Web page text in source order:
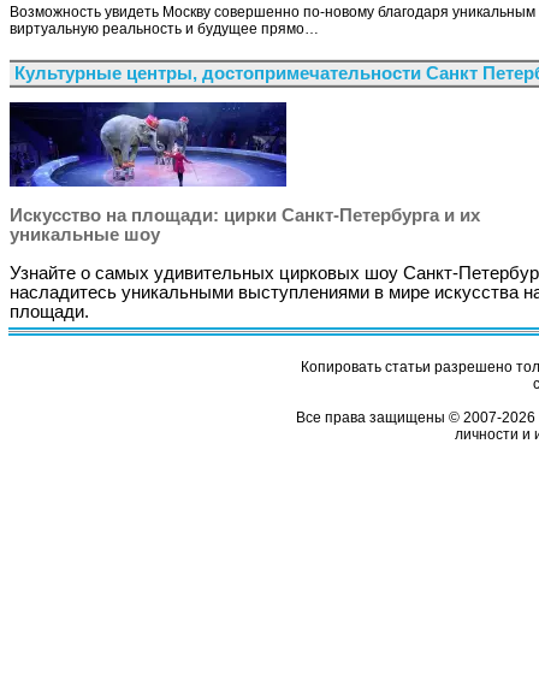
Возможность увидеть Москву совершенно по-новому благодаря
виртуальную реальность и будущее прямо…
Культурные центры, достопримечательности Санкт
Искусство на площади: цирки Санкт-Петербурга и их
уникальные шоу
Узнайте о самых удивительных цирковых шоу Санкт-
насладитесь уникальными выступлениями в мире искусства
площади.
Копировать статьи разрешено
Все права защищены © 2007-2026
личности и